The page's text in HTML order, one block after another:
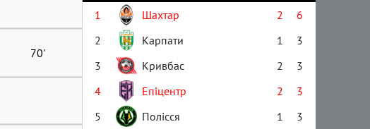
70'
1
Шахтар 2
6
2
Карпати 1
3
3
Кривбас 2
3
4
Епіцентр 2
3
5
Полісся 1
3